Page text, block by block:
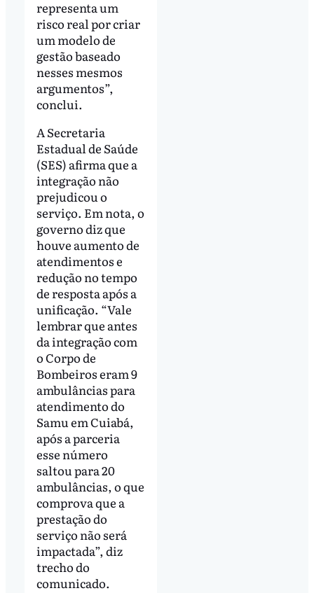
representa um
risco real por criar
um modelo de
gestão baseado
nesses mesmos
argumentos”,
conclui.
A Secretaria
Estadual de Saúde
(SES) afirma que a
integração não
prejudicou o
serviço. Em nota, o
governo diz que
houve aumento de
atendimentos e
redução no tempo
de resposta após a
unificação. “Vale
lembrar que antes
da integração com
o Corpo de
Bombeiros eram 9
ambulâncias para
atendimento do
Samu em Cuiabá,
após a parceria
esse número
saltou para 20
ambulâncias, o que
comprova que a
prestação do
serviço não será
impactada”, diz
trecho do
comunicado.